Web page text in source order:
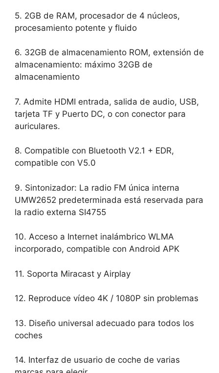
5. 2GB de RAM, procesador de 4 núcleos,
procesamiento potente y fluido
6. 32GB de almacenamiento ROM, extensión de
almacenamiento: máximo 32GB de
almacenamiento
7. Admite HDMI entrada, salida de audio, USB,
tarjeta TF y Puerto DC, o con conector para
auriculares.
8. Compatible con Bluetooth V2.1 + EDR,
compatible con V5.0
9. Sintonizador: La radio FM única interna
UMW2652 predeterminada está reservada para
la radio externa SI4755
10. Acceso a Internet inalámbrico WLMA
incorporado, compatible con Android APK
11. Soporta Miracast y Airplay
12. Reproduce vídeo 4K / 1080P sin problemas
13. Diseño universal adecuado para todos los
coches
14. Interfaz de usuario de coche de varias